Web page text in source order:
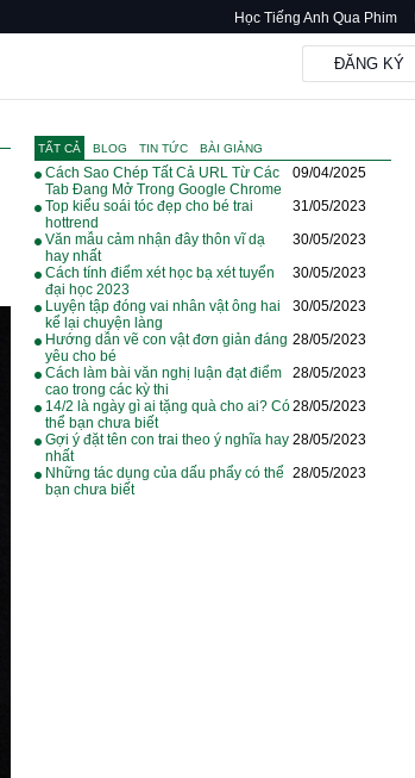
Học Tiếng Anh Qua Phim
ĐĂNG KÝ
TẤT CẢ BLOG TIN TỨC BÀI GIẢNG
Cách Sao Chép Tất Cả URL Từ Các
Tab Đang Mở Trong Google Chrome
09/04/2025
Top kiểu soái tóc đẹp cho bé trai
hottrend
31/05/2023
Văn mẫu cảm nhận đây thôn vĩ dạ
hay nhất
30/05/2023
Cách tính điểm xét học bạ xét tuyển
đại học 2023
30/05/2023
Luyện tập đóng vai nhân vật ông hai
kể lại chuyện làng
30/05/2023
Hướng dẫn vẽ con vật đơn giản đáng
yêu cho bé
28/05/2023
Cách làm bài văn nghị luận đạt điểm
cao trong các kỳ thi
28/05/2023
14/2 là ngày gì ai tặng quà cho ai? Có
thể bạn chưa biết
28/05/2023
Gợi ý đặt tên con trai theo ý nghĩa hay
nhất
28/05/2023
Những tác dụng của dấu phẩy có thể
bạn chưa biết
28/05/2023